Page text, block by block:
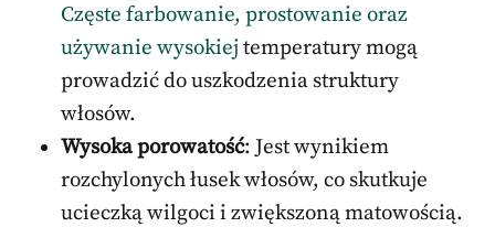
Częste farbowanie, prostowanie oraz
używanie wysokiejtemperatury mogą
prowadzić do uszkodzenia struktury
włosów.
Wysoka porowatość: Jest wynikiem
rozchylonych łusek włosów, co skutkuje
ucieczką wilgoci i zwiększoną matowością.